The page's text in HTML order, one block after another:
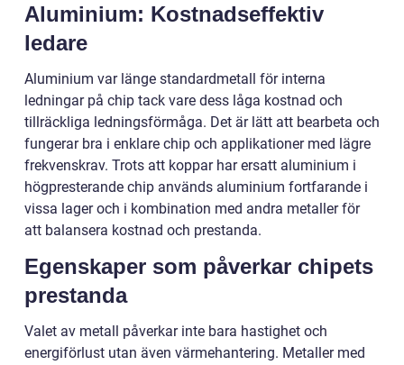
Aluminium: Kostnadseffektiv
ledare
Aluminium var länge standardmetall för interna
ledningar på chip tack vare dess låga kostnad och
tillräckliga ledningsförmåga. Det är lätt att bearbeta och
fungerar bra i enklare chip och applikationer med lägre
frekvenskrav. Trots att koppar har ersatt aluminium i
högpresterande chip används aluminium fortfarande i
vissa lager och i kombination med andra metaller för
att balansera kostnad och prestanda.
Egenskaper som påverkar chipets
prestanda
Valet av metall påverkar inte bara hastighet och
energiförlust utan även värmehantering. Metaller med